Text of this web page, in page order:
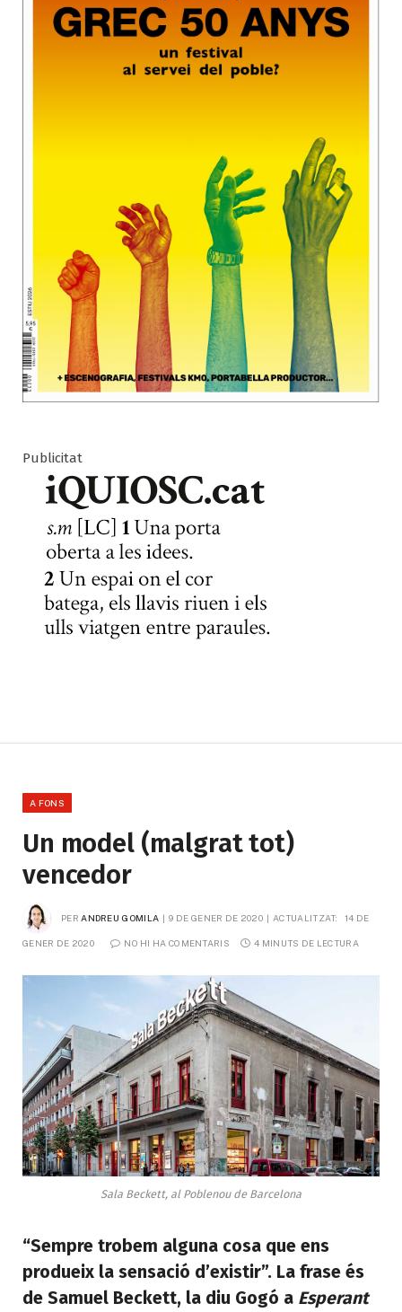
Publicitat
A FONS
Un model (malgrat tot)
vencedor
PER ANDREU GOMILA 9 DE GENER DE 2020 ACTUALITZAT: 14 DE
GENER DE 2020 NO HI HA COMENTARIS 4 MINUTS DE LECTURA
Sala Beckett, al Poblenou de Barcelona
“Sempre trobem alguna cosa que ens
produeix la sensació d’existir”. La frase és
de Samuel Beckett, la diu Gogó a Esperant